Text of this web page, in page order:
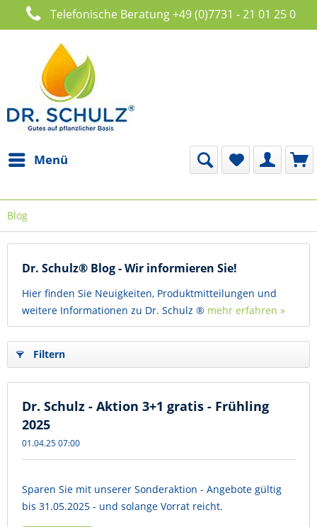
Telefonische Beratung +49 (0)7731 - 21 01 25 0
Menü
Blog
Dr. Schulz® Blog - Wir informieren Sie!
Hier finden Sie Neuigkeiten, Produktmitteilungen und
weitere Informationen zu Dr. Schulz ® mehr erfahren »
Filtern
Dr. Schulz - Aktion 3+1 gratis - Frühling
2025
01.04.25 07:00
Sparen Sie mit unserer Sonderaktion - Angebote gültig
bis 31.05.2025 - und solange Vorrat reicht.